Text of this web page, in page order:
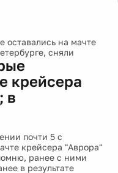
оставались на мачте
сняли
крейсера
в
почти 5 с
крейсера "Аврора"
ранее с ними
в результате